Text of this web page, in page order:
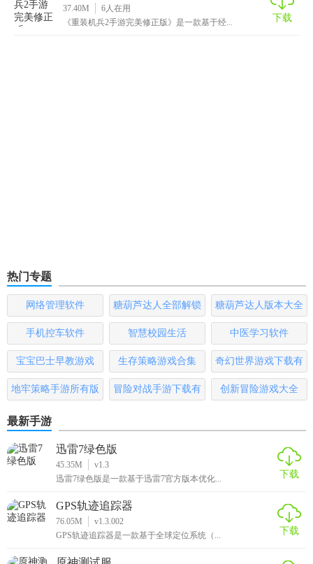
37.40M 6人在用
《重装机兵2手游完美修正版》是一款基于经...
下载
热门专题
网络管理软件
糖葫芦达人全部解锁
版
糖葫芦达人版本大全
手机控车软件 智慧校园生活 中医学习软件
宝宝巴士早教游戏 生存策略游戏合集
奇幻世界游戏下载有
哪些
地牢策略手游所有版
冒险对战手游下载有
创新冒险游戏大全
最新手游
迅雷7绿色版
45.35M
v1.3
迅雷7绿色版是一款基于迅雷7官方版本优化...
下载
GPS轨迹追踪器
76.05M
v1.3.002
GPS轨迹追踪器是一款基于全球定位系统（...
下载